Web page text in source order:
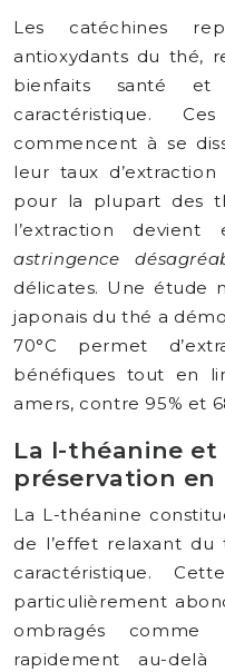
Les catéchines
antioxydants du thé,
bienfaits santé
caractéristique.
commencent à se
leur taux
pour la plupart des
l’extraction
astringence
délicates. Une étude
japonais du thé a
70°C permet
bénéfiques tout en
amers, contre 95% et
La l-théanine et
préservation en
La L-théanine
de l’effet relaxant
caractéristique.
particulièrement
ombragés
rapidement au-delà